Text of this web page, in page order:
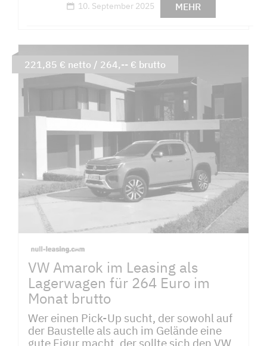
10. September 2025 MEHR
VW Amarok im Leasing als
Lagerwagen für 264 Euro im
Monat brutto
Wer einen Pick-Up sucht, der sowohl auf
der Baustelle als auch im Gelände eine
gute Figur macht, der sollte sich den VW
221,85 € netto / 264,-- € brutto